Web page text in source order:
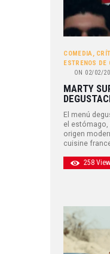
COMEDIA,
ESTRENOS DE
ON 02/02/
MARTY
El menú
el estómago,
origen
cuisine
258